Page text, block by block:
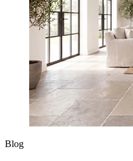
Blog